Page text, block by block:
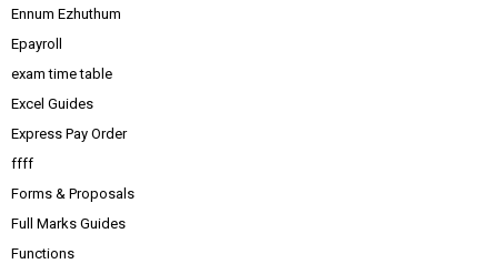
Ennum Ezhuthum
Epayroll
exam time table
Excel Guides
Express Pay Order
ffff
Forms & Proposals
Full Marks Guides
Functions